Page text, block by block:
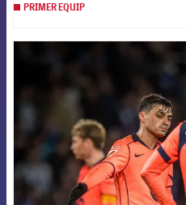
PRIMER EQUIP